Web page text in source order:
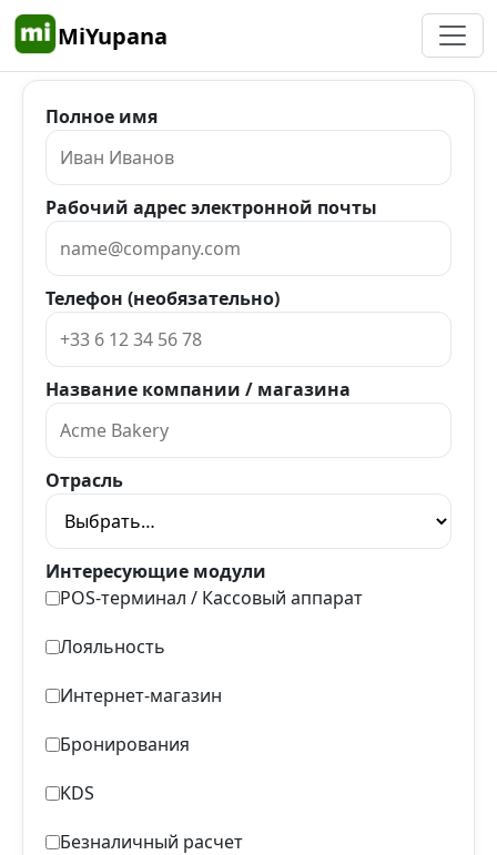
MiYupana
Полное имя
Рабочий адрес электронной почты
Телефон (необязательно)
Название компании / магазина
Отрасль
Интересующие модули
POS-терминал / Кассовый аппарат
Лояльность
Интернет-магазин
Бронирования
KDS
Безналичный расчет